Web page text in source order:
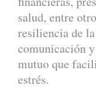
salud, entre
resiliencia de
comunicación
mutuo que
estrés.